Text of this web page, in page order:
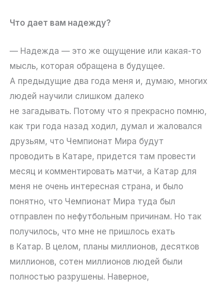
Что дает вам надежду?
— Надежда — это же ощущение или какая-то
мысль, которая обращена в будущее.
А предыдущие два года меня и, думаю, многих
людей научили слишком далеко
не загадывать. Потому что я прекрасно помню,
как три года назад ходил, думал и жаловался
друзьям, что Чемпионат Мира будут
проводить в Катаре, придется там провести
месяц и комментировать матчи, а Катар для
меня не очень интересная страна, и было
понятно, что Чемпионат Мира туда был
отправлен по нефутбольным причинам. Но так
получилось, что мне не пришлось ехать
в Катар. В целом, планы миллионов, десятков
миллионов, сотен миллионов людей были
полностью разрушены. Наверное,